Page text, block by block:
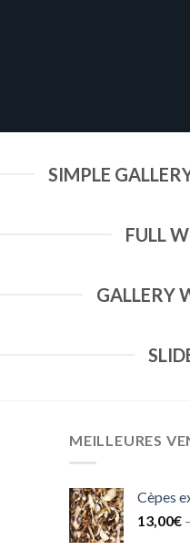
SIMPLE
FULL
GALLERY
MEILLEURES
Cèpes
13,00€–